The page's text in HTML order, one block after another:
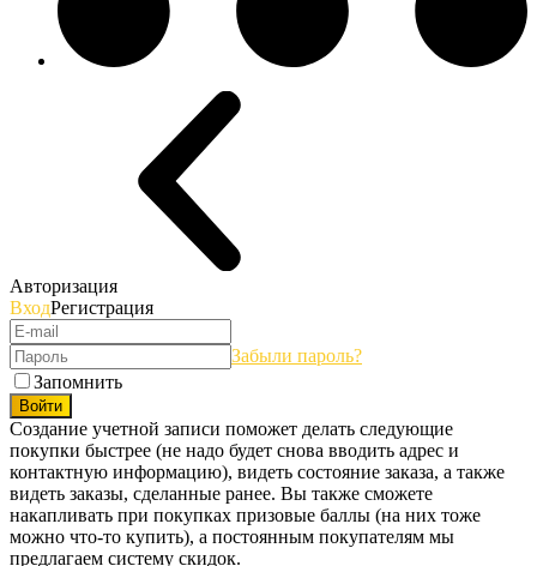
Авторизация
ВходРегистрация
Забыли пароль?
Запомнить
Войти
Создание учетной записи поможет делать следующие
покупки быстрее (не надо будет снова вводить адрес и
контактную информацию), видеть состояние заказа, а также
видеть заказы, сделанные ранее. Вы также сможете
накапливать при покупках призовые баллы (на них тоже
можно что-то купить), а постоянным покупателям мы
предлагаем систему скидок.